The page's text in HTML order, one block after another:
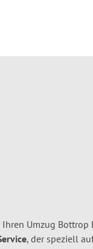
Umzug
, der speziell